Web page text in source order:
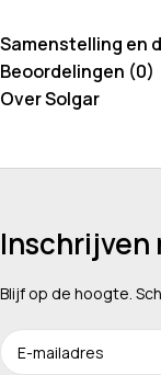
Samenstelling en
Beoordelingen (0)
Over Solgar
Blijf op de hoogte.